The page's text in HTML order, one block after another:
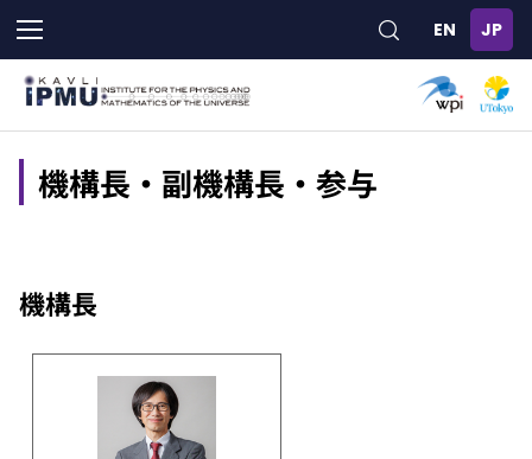
メ
イ
ン
機構長・副機構長・参与
機構長